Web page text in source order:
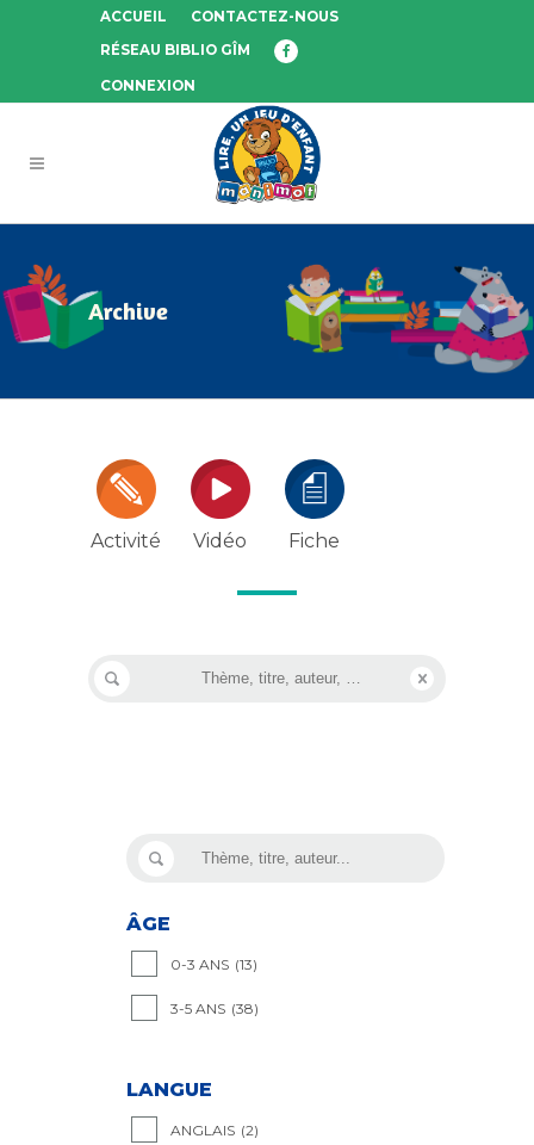
ACCUEIL
CONTACTEZ-NOUS
RÉSEAU BIBLIO GÎM
CONNEXION
Archive
Activité Vidéo Fiche
ÂGE
0-3 ANS (13)
3-5 ANS (38)
LANGUE
ANGLAIS (2)